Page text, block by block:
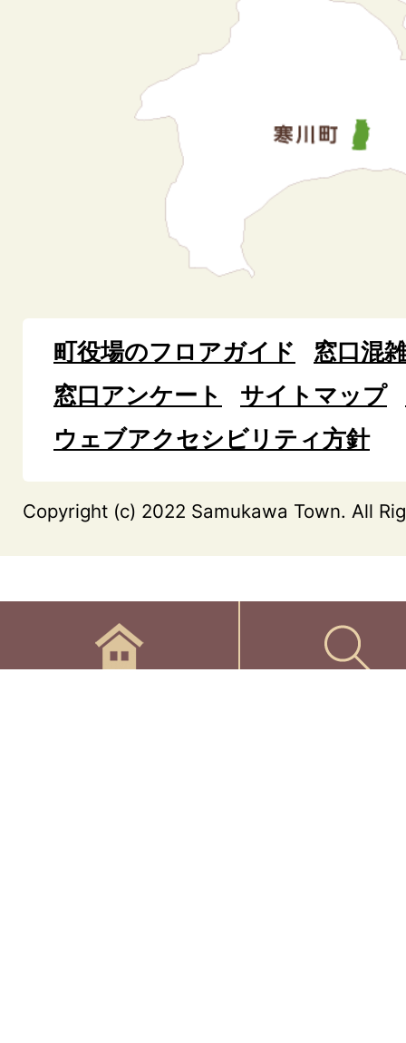
町役場のフロアガイド
窓口混
窓口アンケート
サイトマップ
ウェブアクセシビリティ方針
Copyright (c) 2022 Samukawa Town. All